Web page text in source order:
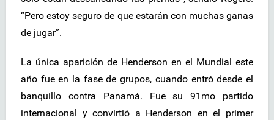
“Pero estoy seguro de que estarán con muchas ganas
de jugar”.
La única aparición de Henderson en el Mundial este
año fue en la fase de grupos, cuando entró desde el
banquillo contra Panamá. Fue su 91mo partido
internacional y convirtió a Henderson en el primer